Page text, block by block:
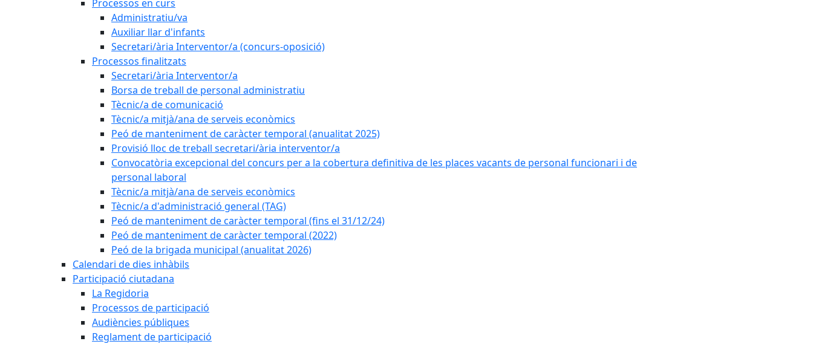
Processos en curs
Administratiu/va
Auxiliar llar d'infants
Secretari/ària Interventor/a (concurs-oposició)
Processos finalitzats
Secretari/ària Interventor/a
Borsa de treball de personal administratiu
Tècnic/a de comunicació
Tècnic/a mitjà/ana de serveis econòmics
Peó de manteniment de caràcter temporal (anualitat 2025)
Provisió lloc de treball secretari/ària interventor/a
Convocatòria excepcional del concurs per a la cobertura definitiva de les places vacants de personal funcionari i de
personal laboral
Tècnic/a mitjà/ana de serveis econòmics
Tècnic/a d'administració general (TAG)
Peó de manteniment de caràcter temporal (fins el 31/12/24)
Peó de manteniment de caràcter temporal (2022)
Peó de la brigada municipal (anualitat 2026)
Calendari de dies inhàbils
Participació ciutadana
La Regidoria
Processos de participació
Audiències públiques
Reglament de participació